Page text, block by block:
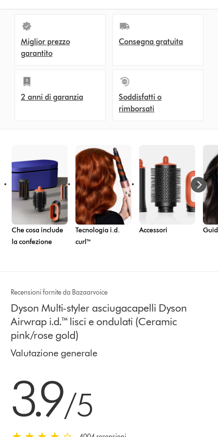
Miglior prezzo
garantito
Consegna gratuita
2 anni di garanzia
Soddisfatti o
rimborsati
Che cosa include
la confezione
Tecnologia i.d.
curl™
Accessori
Recensioni fornite da Bazaarvoice
Dyson Multi-styler asciugacapelli Dyson
Airwrap i.d.™ lisci e ondulati (Ceramic
pink/rose gold)
Valutazione generale
3.9/5